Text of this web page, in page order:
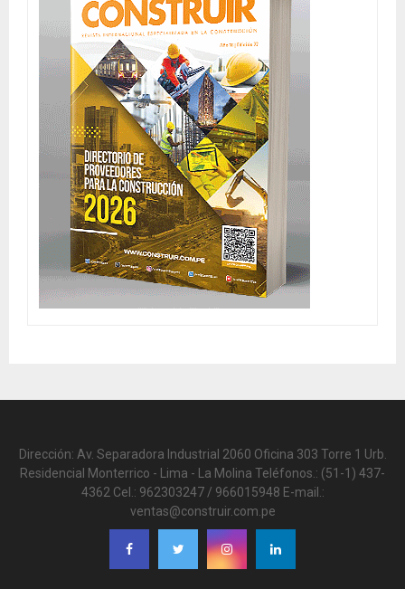
Dirección: Av. Separadora Industrial 2060 Oficina 303 Torre 1 Urb.
Residencial Monterrico - Lima - La Molina Teléfonos.: (51-1) 437-
4362 Cel.: 962303247 / 966015948 E-mail.:
ventas@construir.com.pe